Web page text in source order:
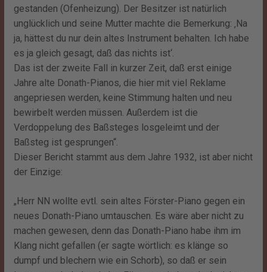
gestanden (Ofenheizung). Der Besitzer ist natürlich
unglücklich und seine Mutter machte die Bemerkung: ‚Na
ja, hättest du nur dein altes Instrument behalten. Ich habe
es ja gleich gesagt, daß das nichts ist‘.
Das ist der zweite Fall in kurzer Zeit, daß erst einige
Jahre alte Donath-Pianos, die hier mit viel Reklame
angepriesen werden, keine Stimmung halten und neu
bewirbelt werden müssen. Außerdem ist die
Verdoppelung des Baßsteges losgeleimt und der
Baßsteg ist gesprungen“.
Dieser Bericht stammt aus dem Jahre 1932, ist aber nicht
der Einzige:
„Herr NN wollte evtl. sein altes Förster-Piano gegen ein
neues Donath-Piano umtauschen. Es wäre aber nicht zu
machen gewesen, denn das Donath-Piano habe ihm im
Klang nicht gefallen (er sagte wörtlich: es klänge so
dumpf und blechern wie ein Schorb), so daß er sein